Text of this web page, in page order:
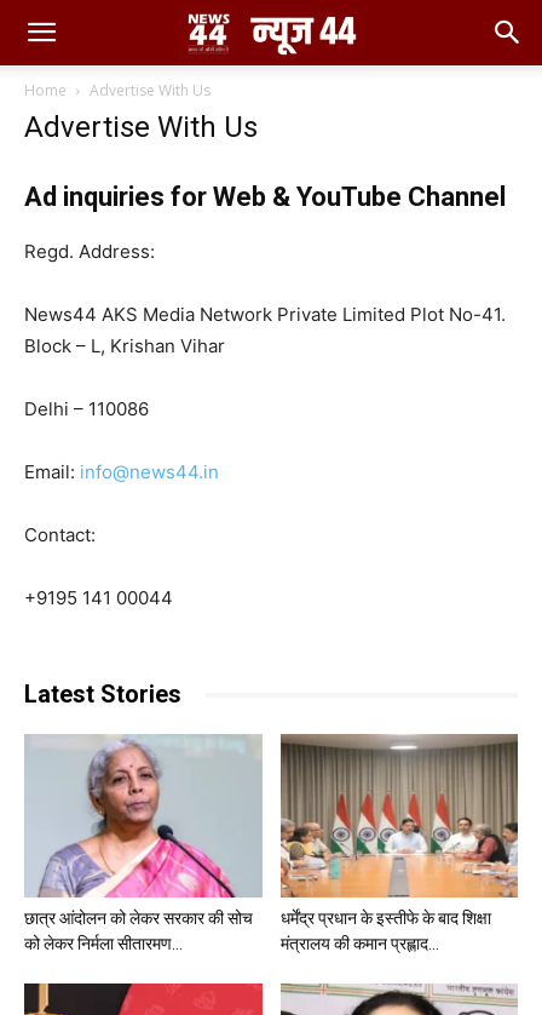
Home Advertise With Us
Advertise With Us
Ad inquiries for Web & YouTube Channel
Regd. Address:
News44 AKS Media Network Private Limited Plot No-41.
Block – L, Krishan Vihar
Delhi – 110086
Email: info@news44.in
Contact:
+9195 141 00044
Latest Stories
छात्र आंदोलन को लेकर सरकार की सोच
को लेकर निर्मला सीतारमण...
धर्मेंद्र प्रधान के इस्तीफे के बाद शिक्षा
मंत्रालय की कमान प्रह्लाद...